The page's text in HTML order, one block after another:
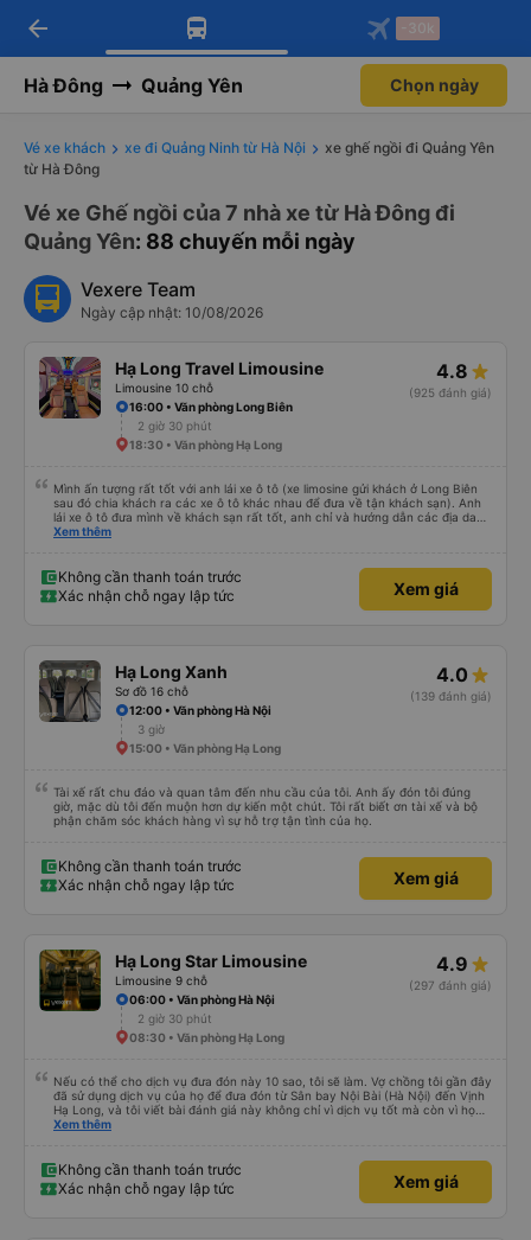
Tải app Vexere ngay!
Nhận ưu đãi thành viên độc
Mở app
Tải app Vexere
-30k/ghế khi đặt vé máy bay qua
Mở app
arrow_back -30k
Hà Đông Quảng Yên Chọn ngày
Vé xe khách xe đi Quảng Ninh từ Hà Nội
xe ghế ngồi đi Quảng Yên
từ Hà Đông
Vé xe Ghế ngồi của 7 nhà xe từ Hà Đông đi
Quảng Yên: 88 chuyến mỗi ngày
Vexere Team
Ngày cập nhật: 10/08/2026
Hạ Long Travel Limousine
Limousine 10 chỗ
4.8
(925 đánh giá)
16:00 • Văn phòng Long Biên
2 giờ 30 phút
18:30 • Văn phòng Hạ Long
Mình ấn tượng rất tốt với anh lái xe ô tô (xe limosine gửi khách ở Long Biên
sau đó chia khách ra các xe ô tô khác nhau để đưa về tận khách sạn). Anh
lái xe ô tô đưa mình về khách sạn rất tốt, anh chỉ và hướng dẫn các địa danh
các món ăn nổi tiếng ở Hà Nội, mình để ý khi anh trả khách thì anh luôn
những quan điểm sống rất ấn tượng. Mình không xin tên của anh chỉ biết anh
ở Ninh Bình thôi. Rất mong lần sau được anh lái xe tiếp và anh có nhiều
chuyến xe hơn để nhiều người biết đến anh hơn.
Xem thêm
Không cần thanh toán trước
Xác nhận chỗ ngay lập tức
Xem giá
Hạ Long Xanh
Sơ đồ 16 chỗ
4.0
(139 đánh giá)
12:00 • Văn phòng Hà Nội
3 giờ
15:00 • Văn phòng Hạ Long
Tài xế rất chu đáo và quan tâm đến nhu cầu của tôi. Anh ấy đón tôi đúng
giờ, mặc dù tôi đến muộn hơn dự kiến ​​một chút. Tôi rất biết ơn tài xế và bộ
phận chăm sóc khách hàng vì sự hỗ trợ tận tình của họ.
Không cần thanh toán trước
Xác nhận chỗ ngay lập tức
Xem giá
Hạ Long Star Limousine
Limousine 9 chỗ
4.9
(297 đánh giá)
06:00 • Văn phòng Hà Nội
2 giờ 30 phút
08:30 • Văn phòng Hạ Long
Nếu có thể cho dịch vụ đưa đón này 10 sao, tôi sẽ làm. Vợ chồng tôi gần đây
đã sử dụng dịch vụ của họ để đưa đón từ Sân bay Nội Bài (Hà Nội) đến Vịnh
Hạ Long, và tôi viết bài đánh giá này không chỉ vì dịch vụ tốt mà còn vì họ
thực sự là những anh hùng. Chuyến bay của chúng tôi bị hoãn nghiêm trọng,
sẽ lỡ chuyến xe đã đặt trước, có khả năng gây nguy hiểm cho toàn bộ
chuyến du ngoạn Vịnh Hạ Long của chúng tôi vào ngày hôm sau. Thật ngạc
nhiên, tài xế vẫn ở đó, kiên nhẫn chờ đợi chúng tôi. Anh ấy bình tĩnh giúp
Xem thêm
Không cần thanh toán trước
Xác nhận chỗ ngay lập tức
Xem giá